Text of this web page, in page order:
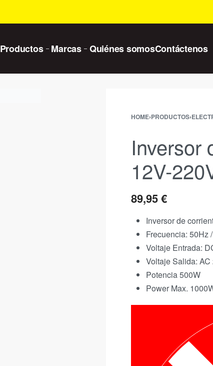
Productos Marcas Quiénes somosContáctenos
HOME›PRODUCTOS›
Inversor
12V-
89,95€
Inversor de
Frecuencia: 50Hz
Voltaje Entrada:
Voltaje Salida: AC
Potencia 500W
Power Max.